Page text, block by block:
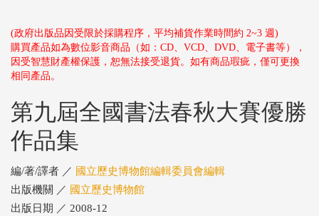
(政府出版品因受限於採購程序，平均補貨作業時間約 2~3 週)
購買產品如為數位影音商品（如：CD、VCD、DVD、電子書等），
因受智慧財產權保護，恕無法接受退貨。如有商品瑕疵，僅可更換
相同產品。
第九屆全國書法春秋大賽優勝
作品集
編/著/譯者 ／ 國立歷史博物館編輯委員會編輯
出版機關 ／ 國立歷史博物館
出版日期 ／ 2008-12